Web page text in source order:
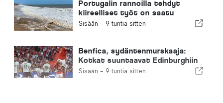
Portugalin rannoilla tehdyt
kiireelliset työt on saatu
päätökseen
Sisään - 9 tuntia sitten
Benfica, sydäntenmurskaaja:
Kotkat suuntaavat Edinburghiin
jo toinen jalka seuraavalla
Sisään - 9 tuntia sitten